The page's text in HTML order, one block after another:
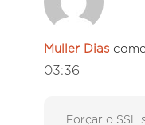
Muller Dias
03:36
Forçar o SSL